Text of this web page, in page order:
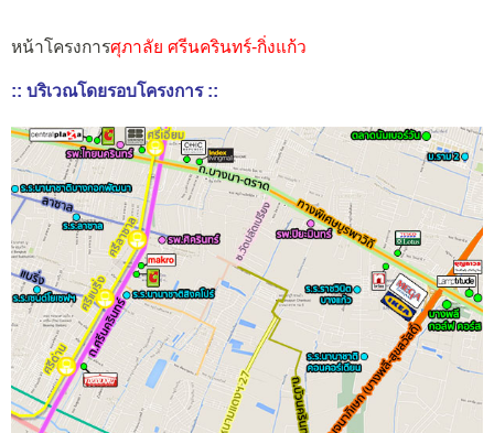
หน้าโครงการศุภาลัย ศรีนครินทร์-กิ่งแก้ว
:: บริเวณโดยรอบโครงการ ::